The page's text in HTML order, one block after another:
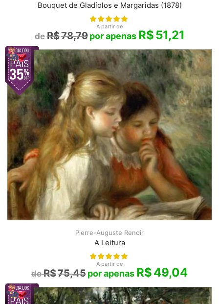
Bouquet de Gladíolos e Margaridas (1878)
A partir de
R$78,79 R$51,21
Pierre-Auguste Renoir
A Leitura
A partir de
R$75,45 R$49,04